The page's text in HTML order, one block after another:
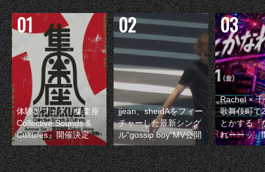
体験型フェス『集楽座
Collective Sounds &
Cultures』開催決定
jjean、sheidAをフィー
チャーした最新シング
ル“gossip boy”MV公開
Rachel ×
歌舞伎町で
とかする『
れーーッ』